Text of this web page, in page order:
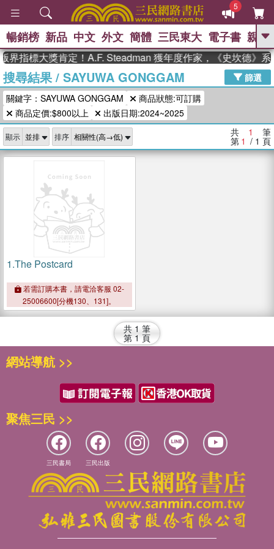
5
GO
熱搜： 東野圭吾 、 高希均教授回憶錄
、 The Odyssey 、 父親節 、 如果歷
史是一群喵 、 暑期推薦
獎 臺灣漫遊錄 、
登輝時代 、 數學女孩：黎曼猜想 、
偉大的迷走神經
暢銷榜 新品 中文 外文 簡體 三民東大 電子書 親子
界指標大獎肯定！A.F. Steadman 獲年度作家，《史坎德》系
搜尋結果/ SAYUWA GONGGAM
篩選
關鍵字：SAYUWA GONGGAM
商品狀態:可訂購
商品定價:$800以上
出版日期:2024~2025
顯示 排序 共 1 筆
第 1 / 1 頁
1.The Postcard
若需訂購本書，請電洽客服 02-
25006600[分機130、131]。
共 1 筆
第 1 頁
網站導航 >>
聚焦三民 >>
三民書局 三民出版